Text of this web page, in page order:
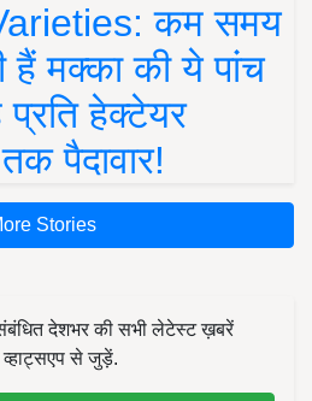
कम समय
हैं मक्का की ये पांच
हेक्टेयर
पैदावार!
Stories
देशभर की सभी लेटेस्ट ख़बरें
व्हाट्सएप से जुड़ें.